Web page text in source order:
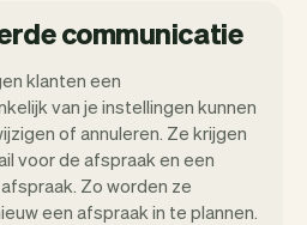
communicatie
klanten een
van je instellingen kunnen
of annuleren. Ze krijgen
voor de afspraak en een
Zo worden ze
een afspraak in te plannen.